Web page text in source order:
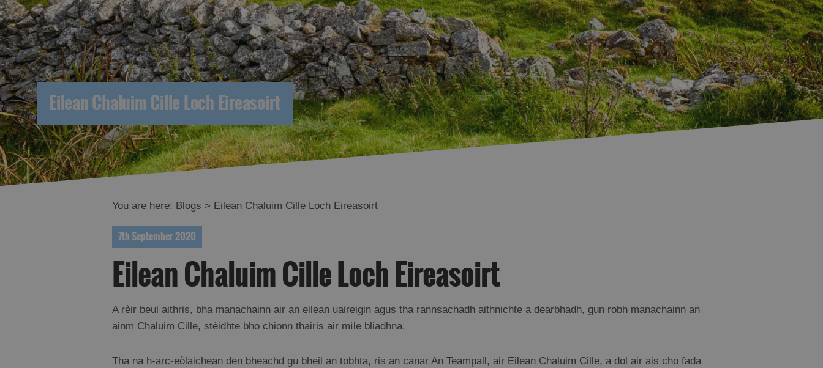
Eilean Chaluim Cille Loch Eireasoirt
You are here: Blogs > Eilean Chaluim Cille Loch Eireasoirt
7th September 2020
Eilean Chaluim Cille Loch Eireasoirt
A rèir beul aithris, bha manachainn air an eilean uaireigin agus tha rannsachadh aithnichte a dearbhadh, gun robh manachainn an
ainm Chaluim Cille, stèidhte bho chionn thairis air mìle bliadhna.
Tha na h-arc-eòlaichean den bheachd gu bheil an tobhta, ris an canar An Teampall, air Eilean Chaluim Cille, a dol air ais cho fada